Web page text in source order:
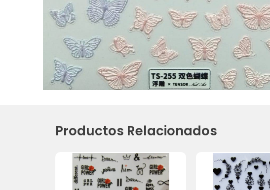
Productos Relacionados